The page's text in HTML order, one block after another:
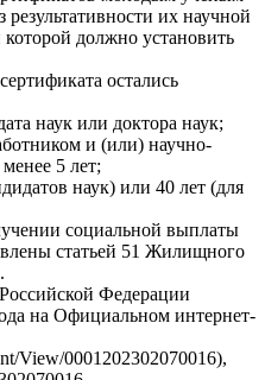
результативности их научной
должно установить
остались
наук или доктора наук;
и (или) научно-
5 лет;
наук) или 40 лет (для
социальной выплаты
статьей 51 Жилищного
Федерации
на Официальном интернет-
View/0001202302070016),